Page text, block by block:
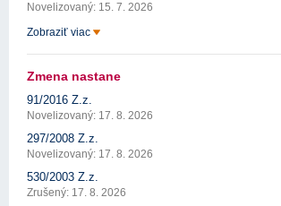
Novelizovaný: 15. 7. 2026
Zobraziť viac
Zmena nastane
91/2016 Z.z.
Novelizovaný: 17. 8. 2026
297/2008 Z.z.
Novelizovaný: 17. 8. 2026
530/2003 Z.z.
Zrušený: 17. 8. 2026